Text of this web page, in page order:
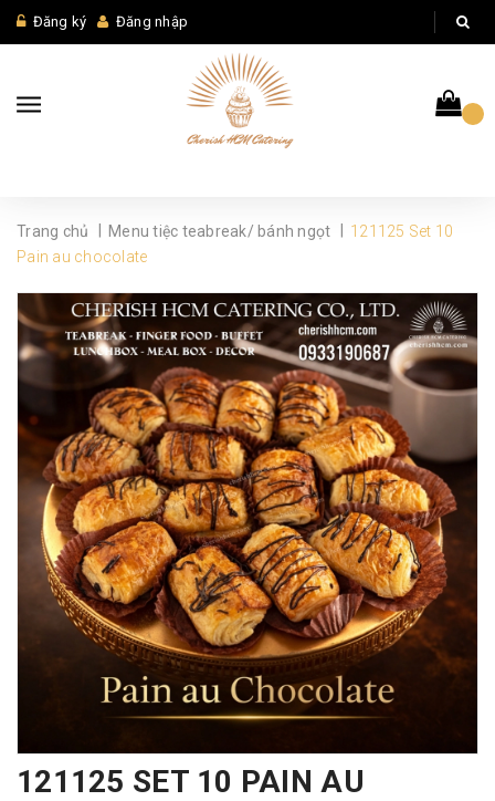
Đăng ký Đăng nhập
Trang chủ Menu tiệc teabreak/ bánh ngọt
121125 Set 10
Pain au chocolate
121125 SET 10 PAIN AU